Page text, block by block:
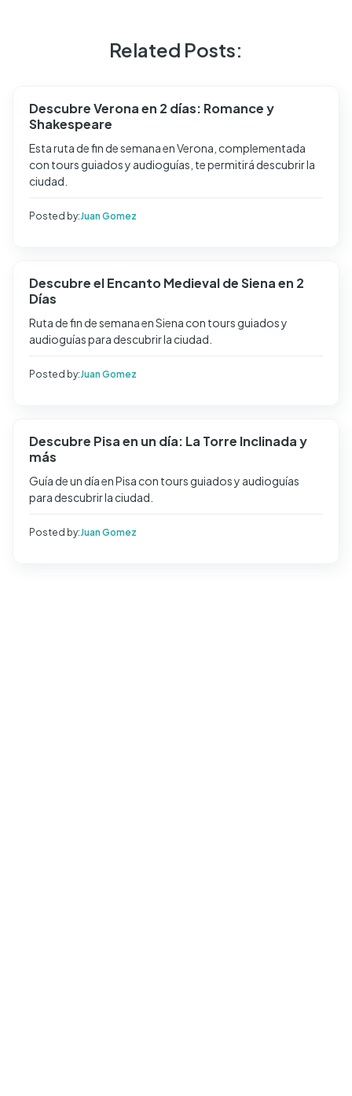
Related Posts:
Descubre Verona en 2 días: Romance y
Shakespeare
Esta ruta de fin de semana en Verona, complementada
con tours guiados y audioguías, te permitirá descubrir la
ciudad.
Posted by:Juan Gomez
Descubre el Encanto Medieval de Siena en 2
Días
Ruta de fin de semana en Siena con tours guiados y
audioguías para descubrir la ciudad.
Posted by:Juan Gomez
Descubre Pisa en un día: La Torre Inclinada y
más
Guía de un día en Pisa con tours guiados y audioguías
para descubrir la ciudad.
Posted by:Juan Gomez